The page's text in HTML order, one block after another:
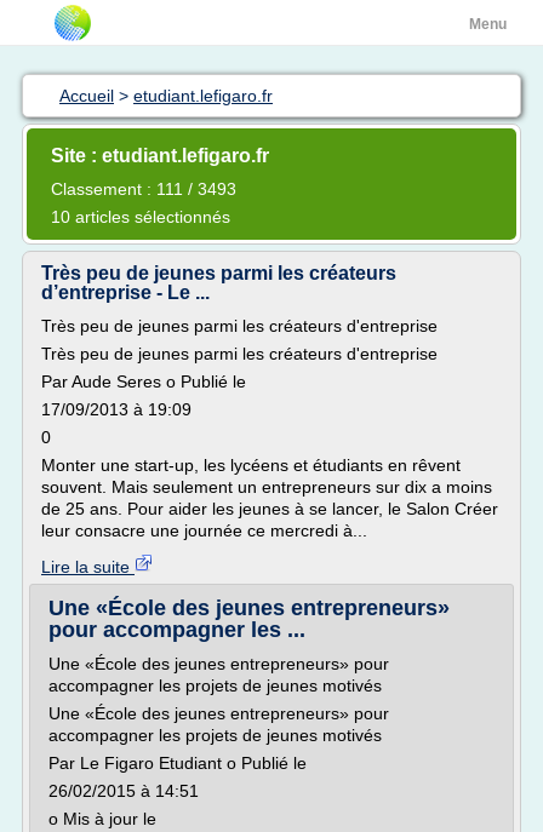
Menu
Accueil > etudiant.lefigaro.fr
Site : etudiant.lefigaro.fr
Classement : 111 / 3493
10 articles sélectionnés
Très peu de jeunes parmi les créateurs
d’entreprise - Le ...
Très peu de jeunes parmi les créateurs d'entreprise
Très peu de jeunes parmi les créateurs d'entreprise
Par Aude Seres o Publié le
17/09/2013 à 19:09
0
Monter une start-up, les lycéens et étudiants en rêvent
souvent. Mais seulement un entrepreneurs sur dix a moins
de 25 ans. Pour aider les jeunes à se lancer, le Salon Créer
leur consacre une journée ce mercredi à...
Lire la suite
Une «École des jeunes entrepreneurs»
pour accompagner les ...
Une «École des jeunes entrepreneurs» pour
accompagner les projets de jeunes motivés
Une «École des jeunes entrepreneurs» pour
accompagner les projets de jeunes motivés
Par Le Figaro Etudiant o Publié le
26/02/2015 à 14:51
o Mis à jour le